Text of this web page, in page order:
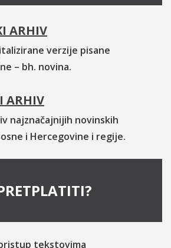
ARHIV
verzije pisane
– bh. novina.
ARHIV
najznačajnijih novinskih
i Hercegovine i regije.
tekstovima